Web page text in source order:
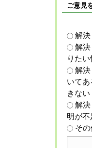
ご意見
解
解
りた
解
いて
きない
解
明が
そ